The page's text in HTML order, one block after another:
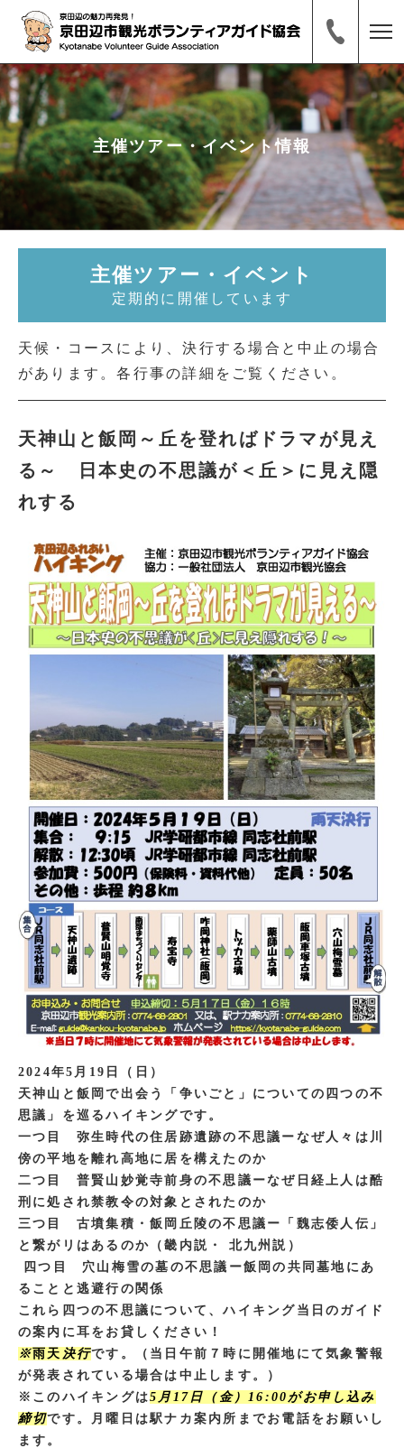
主催ツアー・イベント情報
主催ツアー・イベント
定期的に開催しています
天候・コースにより、決行する場合と中止の場合
があります。各行事の詳細をご覧ください。
天神山と飯岡～丘を登ればドラマが見え
る～ 日本史の不思議が＜丘＞に見え隠
れする
2024年5月19日（日）
天神山と飯岡で出会う「争いごと」についての四つの不
思議」を巡るハイキングです。
一つ目 弥生時代の住居跡遺跡の不思議ーなぜ人々は川
傍の平地を離れ高地に居を構えたのか
二つ目 普賢山妙覚寺前身の不思議ーなぜ日経上人は酷
刑に処され禁教令の対象とされたのか
三つ目 古墳集積・飯岡丘陵の不思議ー「魏志倭人伝」
と繋がリはあるのか（畿内説・ 北九州説）
四つ目 穴山梅雪の墓の不思議ー飯岡の共同墓地にあ
ることと逃避行の関係
これら四つの不思議について、ハイキング当日のガイド
の案内に耳をお貸しください！
※雨天 決行です。（当日午前７時に開催地にて気象警報
が発表されている場合は中止します。）
※このハイキングは5月17日（金）16:00がお申し込み
締切です。月曜日は駅ナカ案内所までお電話をお願いし
ます。